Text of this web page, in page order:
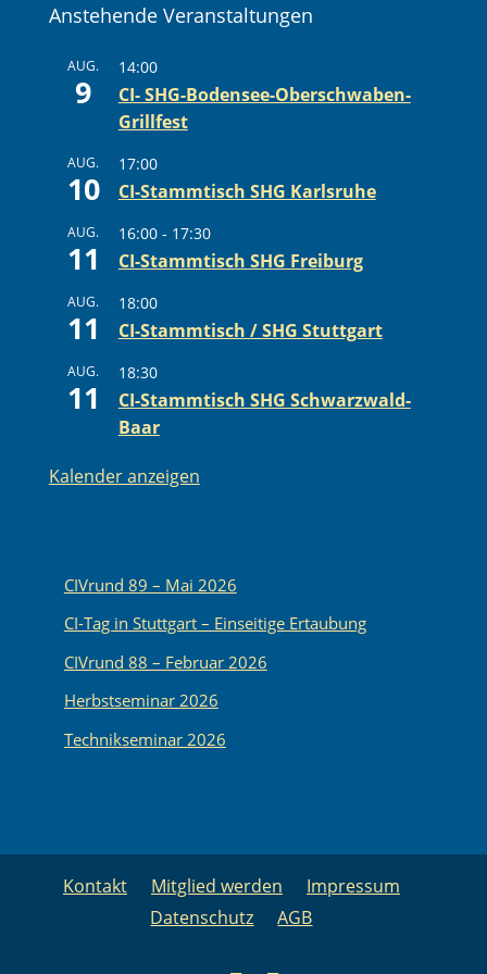
Anstehende Veranstaltungen
AUG.
9
14:00
CI- SHG-Bodensee-Oberschwaben-
Grillfest
AUG.
10
17:00
CI-Stammtisch SHG Karlsruhe
AUG.
11
16:00- 17:30
CI-Stammtisch SHG Freiburg
AUG.
11
18:00
CI-Stammtisch / SHG Stuttgart
AUG.
11
18:30
CI-Stammtisch SHG Schwarzwald-
Baar
Kalender anzeigen
CIVrund 89 – Mai 2026
CI-Tag in Stuttgart – Einseitige Ertaubung
CIVrund 88 – Februar 2026
Herbstseminar 2026
Technikseminar 2026
Kontakt Mitglied werden
Impressum
Datenschutz
AGB